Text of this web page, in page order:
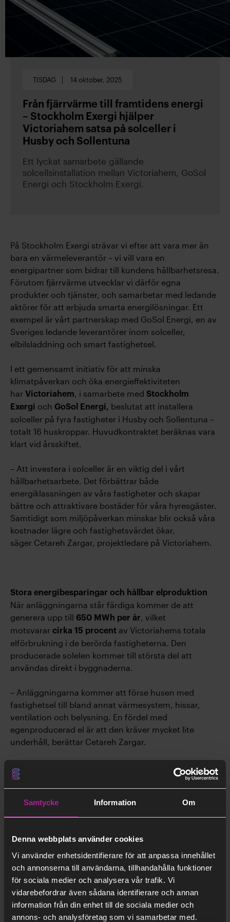
Samtycke Information Om
Denna webbplats använder cookies
Vi använder enhetsidentifierare för att anpassa innehållet
och annonserna till användarna, tillhandahålla funktioner
för sociala medier och analysera vår trafik. Vi
vidarebefordrar även sådana identifierare och annan
information från din enhet till de sociala medier och
annons- och analysföretag som vi samarbetar med.
TISDAG 14 oktober, 2025
Från fjärrvärme till framtidens energi
– Stockholm Exergi hjälper
Victoriahem satsa på solceller i
Husby och Sollentuna
Ett lyckat samarbete gällande
solcellsinstallation mellan Victoriahem, GoSol
Energi och Stockholm Exergi.
På Stockholm Exergi strävar vi efter att vara mer än
bara en värmeleverantör – vi vill vara en
energipartner som bidrar till kundens hållbarhetsresa.
Förutom fjärrvärme utvecklar vi därför egna
produkter och tjänster, och samarbetar med ledande
aktörer för att erbjuda smarta energilösningar. Ett
exempel är vårt partnerskap med GoSol Energi, en av
Sveriges ledande leverantörer inom solceller,
elbilsladdning och smart fastighetsel.
I ett gemensamt initiativ för att minska
klimatpåverkan och öka energieffektiviteten
har Victoriahem, i samarbete med Stockholm
Exergi och GoSol Energi, beslutat att installera
solceller på fyra fastigheter i Husby och Sollentuna –
totalt 16 huskroppar. Huvudkontraktet beräknas vara
klart vid årsskiftet.
– Att investera i solceller är en viktig del i vårt
hållbarhetsarbete. Det förbättrar både
energiklassningen av våra fastigheter och skapar
bättre och attraktivare bostäder för våra hyresgäster.
Samtidigt som miljöpåverkan minskar blir också våra
kostnader lägre och fastighetsvärdet ökar,
säger Cetareh Zargar, projektledare på Victoriahem.
Stora energibesparingar och hållbar elproduktion
När anläggningarna står färdiga kommer de att
generera upp till 650 MWh per år, vilket
motsvarar cirka 15 procent av Victoriahems totala
elförbrukning i de berörda fastigheterna. Den
producerade solelen kommer till största del att
användas direkt i byggnaderna.
– Anläggningarna kommer att förse husen med
fastighetsel till bland annat värmesystem, hissar,
ventilation och belysning. En fördel med
egenproducerad el är att den kräver mycket lite
underhåll, berättar Cetareh Zargar.
Ett lyckat samarbete för en hållbar framtid
Projektet har hittills löpt smidigt. Leveranserna har
kommit i god tid och samarbetet mellan parterna har
präglats av lösningsfokus och gemensamma mål.
kan uppnå bästa möjliga effekt med solenergi. Som
projektledare är jag stolt över att vi tar konkreta steg
mot en mer hållbar framtid, avslutar Cetareh Zargar.